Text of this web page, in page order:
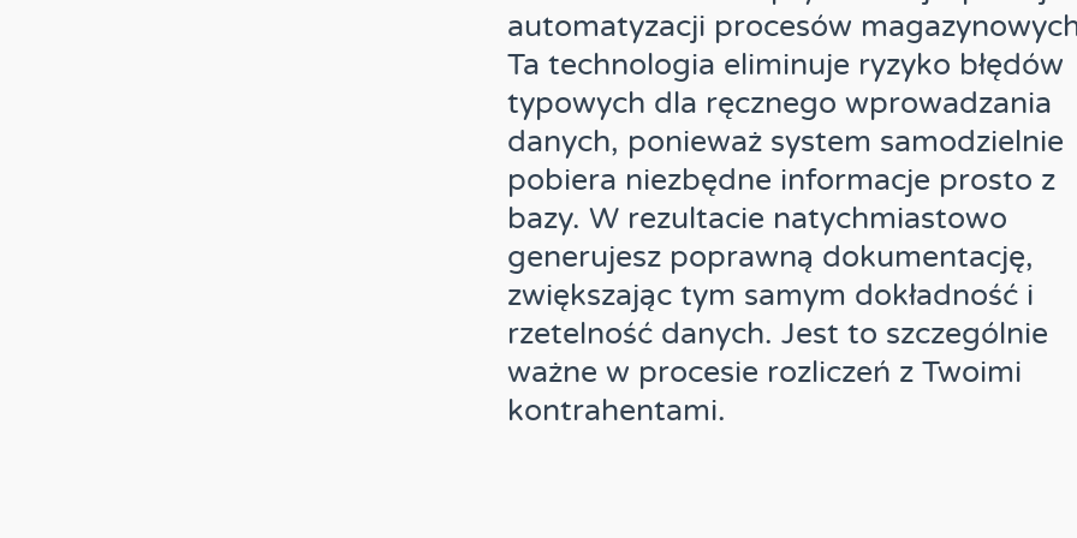
automatyzacji procesów
Ta technologia eliminuje ryzyko błędów
typowych dla ręcznego wprowadzania
danych, ponieważ system samodzielnie
pobiera niezbędne informacje prosto z
bazy. W rezultacie natychmiastowo
generujesz poprawną dokumentację,
zwiększając tym samym dokładność i
rzetelność danych. Jest to szczególnie
ważne w procesie rozliczeń z Twoimi
kontrahentami.